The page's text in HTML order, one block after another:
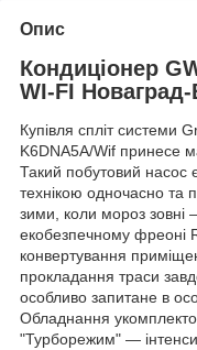
Опис
Кондиціонер
WI-FI
Купівля спліт системи
K6DNA5A/Wif принесе
Такий побутовий насос
технікою одночасно та
зими, коли мороз
екобезпечному фреоні
конвертування
прокладання траси
особливо запитане в
Обладнання
"Турборежим" —